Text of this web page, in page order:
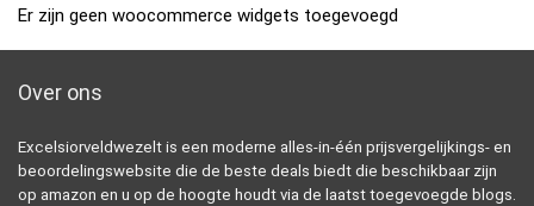
Er zijn geen woocommerce widgets toegevoegd
Over ons
Excelsiorveldwezelt is een moderne alles-in-één prijsvergelijkings- en
beoordelingswebsite die de beste deals biedt die beschikbaar zijn
op amazon en u op de hoogte houdt via de laatst toegevoegde blogs.